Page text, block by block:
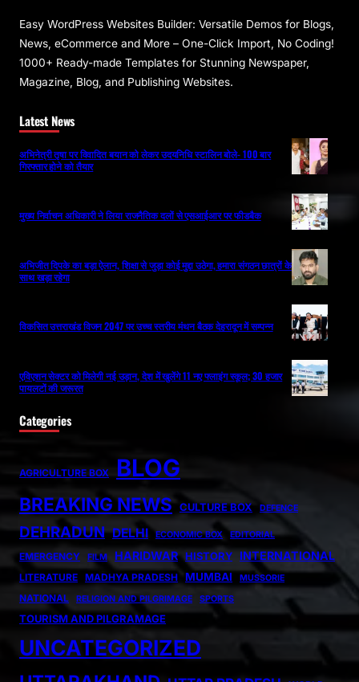
Easy WordPress Websites Builder: Versatile Demos for Blogs,
News, eCommerce and More – One-Click Import, No Coding!
1000+ Ready-made Templates for Stunning Newspaper,
Magazine, Blog, and Publishing Websites.
Latest News
अभिनेत्री तृषा पर विवादित बयान को लेकर उदयनिधि स्टालिन बोले- 100 बार
गिरफ्तार होने को तैयार
मुख्य निर्वाचन अधिकारी ने लिया राजनैतिक दलों से एसआईआर पर फीडबैक
अभिजीत दिपके का बड़ा ऐलान, शिक्षा से जुड़ा कोई मुद्दा उठेगा, हमारा संगठन छात्रों के
साथ खड़ा रहेगा
विकसित उत्तराखंड विजन 2047 पर उच्च स्तरीय मंथन बैठक देहरादून में सम्पन्न
एविएशन सेक्टर को मिलेगी नई उड़ान, देश में खुलेंगे 11 नए फ्लाइंग स्कूल; 30 हजार
पायलटों की जरूरत
Categories
AGRICULTURE BOX BLOG
BREAKING NEWS CULTURE BOX DEFENCE
DEHRADUN DELHI ECONOMIC BOX EDITORIAL
EMERGENCY FILM HARIDWAR HISTORY INTERNATIONAL
LITERATURE MADHYA PRADESH MUMBAI MUSSORIE
NATIONAL RELIGION AND PILGRIMAGE SPORTS
TOURISM AND PILGRAMAGE
UNCATEGORIZED